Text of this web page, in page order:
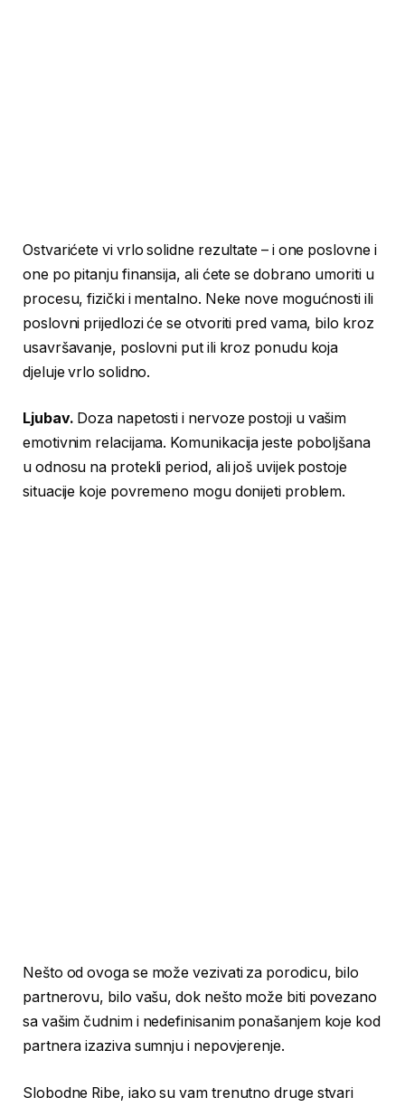
Ostvarićete vi vrlo solidne rezultate – i one poslovne i
one po pitanju finansija, ali ćete se dobrano umoriti u
procesu, fizički i mentalno. Neke nove mogućnosti ili
poslovni prijedlozi će se otvoriti pred vama, bilo kroz
usavršavanje, poslovni put ili kroz ponudu koja
djeluje vrlo solidno.
Ljubav. Doza napetosti i nervoze postoji u vašim
emotivnim relacijama. Komunikacija jeste poboljšana
u odnosu na protekli period, ali još uvijek postoje
situacije koje povremeno mogu donijeti problem.
Nešto od ovoga se može vezivati za porodicu, bilo
partnerovu, bilo vašu, dok nešto može biti povezano
sa vašim čudnim i nedefinisanim ponašanjem koje kod
partnera izaziva sumnju i nepovjerenje.
Slobodne Ribe, iako su vam trenutno druge stvari